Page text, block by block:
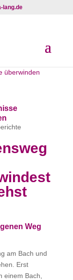
lang.de
Weg
am Bach und
Erst
einem Bach,